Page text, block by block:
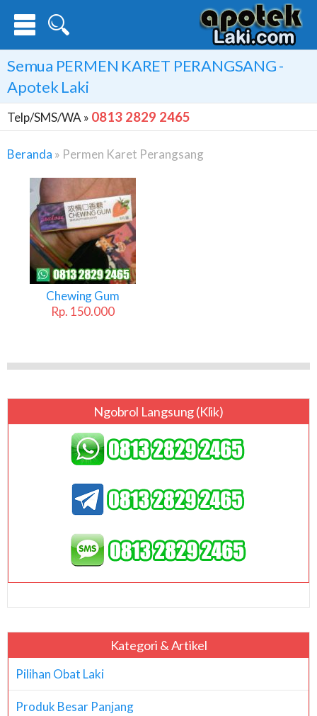
Semua PERMEN KARET PERANGSANG-
Apotek Laki
Telp/SMS/WA » 0813 2829 2465
Beranda » Permen Karet Perangsang
Permen
Karet
Perangsang
Chewing Gum
Rp. 150.000
Ngobrol Langsung (klik)
Kategori & Artikel
Pilihan Obat Laki
Produk Besar Panjang